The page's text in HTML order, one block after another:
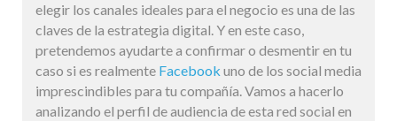
elegir los canales ideales para el negocio es una de las
claves de la estrategia digital. Y en este caso,
pretendemos ayudarte a confirmar o desmentir en tu
caso si es realmente Facebook uno de los social media
imprescindibles para tu compañía. Vamos a hacerlo
analizando el perfil de audiencia de esta red social en